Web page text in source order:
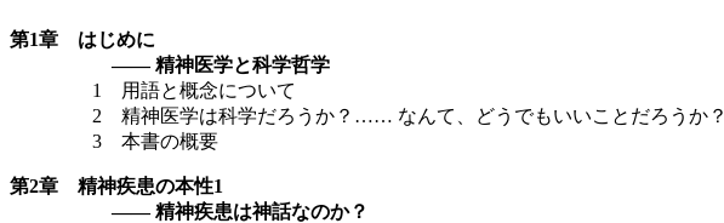
第1章 はじめに
—— 精神医学と科学哲学
1 用語と概念について
2 精神医学は科学だろうか？…… なんて、どうでもいいことだろうか？
3 本書の概要
第2章 精神疾患の本性1
—— 精神疾患は神話なのか？